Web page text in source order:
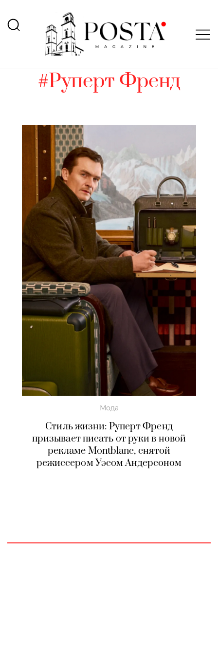
#Руперт Френд
Мода
Стиль жизни: Руперт Френд
призывает писать от руки в новой
рекламе Montblanc, снятой
режиссером Уэсом Андерсоном